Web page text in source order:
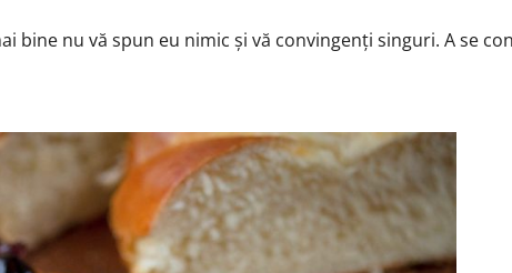
bine nu vă spun eu nimic și vă convingenți singuri. A se